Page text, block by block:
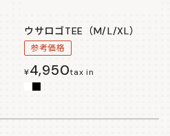
ウサロゴTEE（M/L/XL）
参考価格
¥4,950tax in